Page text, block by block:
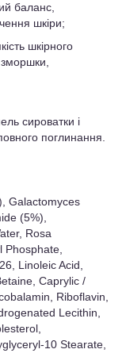
баланс,
шкіри;
шкірного
сироватки і
поглинання.
Galactomyces
(5%),
Rosa
Phosphate,
Linoleic Acid,
Caprylic /
Riboflavin,
Lecithin,
10 Stearate,